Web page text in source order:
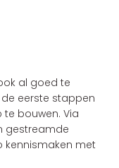
al goed te
eerste stappen
bouwen. Via
gestreamde
kennismaken met